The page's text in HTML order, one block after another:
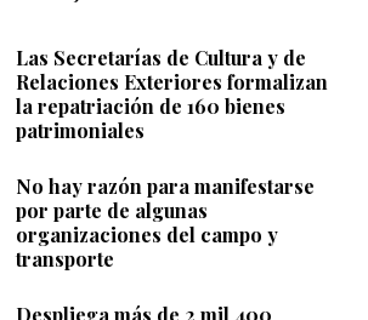
Las Secretarías de Cultura y de
Relaciones Exteriores formalizan
la repatriación de 160 bienes
patrimoniales
No hay razón para manifestarse
por parte de algunas
organizaciones del campo y
transporte
Despliega más de 2 mil 400